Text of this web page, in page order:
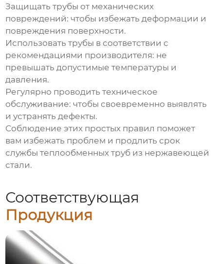
Защищать трубы от механических
повреждений: чтобы избежать деформации и
повреждения поверхности.
Использовать трубы в соответствии с
рекомендациями производителя: не
превышать допустимые температуры и
давления.
Регулярно проводить техническое
обслуживание: чтобы своевременно выявлять
и устранять дефекты.
Соблюдение этих простых правил поможет
вам избежать проблем и продлить срок
службытеплообменных труб из нержавеющей
стали.
Соответствующая
Продукция